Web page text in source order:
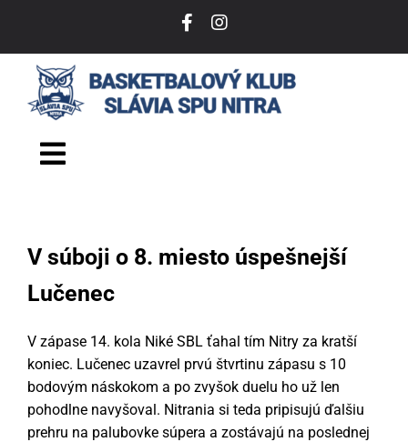
content
Toggle
O NÁS
VSTUPENKY
LIVE
V súboji o 8. miesto úspešnejší
Lučenec
V zápase 14. kola Niké SBL ťahal tím Nitry za kratší
koniec. Lučenec uzavrel prvú štvrtinu zápasu s 10
bodovým náskokom a po zvyšok duelu ho už len
pohodlne navyšoval. Nitrania si teda pripisujú ďalšiu
prehru na palubovke súpera a zostávajú na poslednej